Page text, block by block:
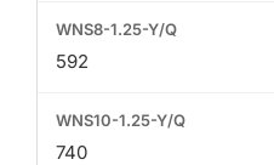
592
740